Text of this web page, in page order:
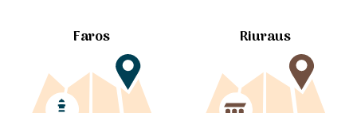
Faros Riuraus